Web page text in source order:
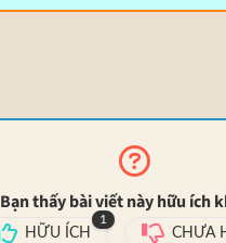
Bạn thấy bài viết này hữu ích
HỮU ÍCH
1
CHƯA